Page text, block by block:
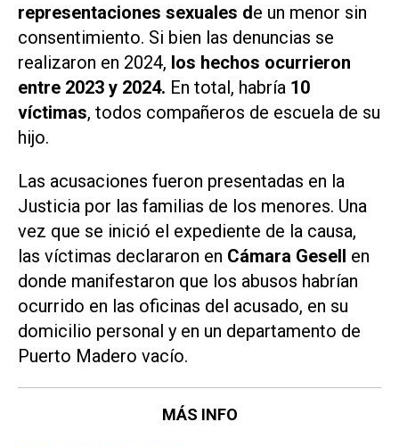
representaciones sexuales de un menor sin
consentimiento. Si bien las denuncias se
realizaron en 2024, los hechos ocurrieron
entre 2023 y 2024. En total, habría 10
víctimas, todos compañeros de escuela de su
hijo.
Las acusaciones fueron presentadas en la
Justicia por las familias de los menores. Una
vez que se inició el expediente de la causa,
las víctimas declararon en Cámara Gesell en
donde manifestaron que los abusos habrían
ocurrido en las oficinas del acusado, en su
domicilio personal y en un departamento de
Puerto Madero vacío.
MÁS INFO